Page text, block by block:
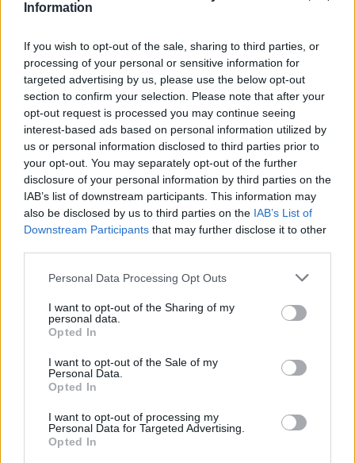
Information
If you wish to opt-out of the sale, sharing to third parties, or
processing of your personal or sensitive information for
targeted advertising by us, please use the below opt-out
section to confirm your selection. Please note that after your
opt-out request is processed you may continue seeing
interest-based ads based on personal information utilized by
us or personal information disclosed to third parties prior to
your opt-out. You may separately opt-out of the further
disclosure of your personal information by third parties on the
IAB’s list of downstream participants. This information may
also be disclosed by us to third parties on the IAB’s List of
Downstream Participants that may further disclose it to other
Please note that this website/app uses one or more Google
not limited to your visit or usage behaviour. You may click to
grant or deny consent to Google and its third-party tags to
use your data for below specified purposes in below Google
consent section.
Personal Data Processing Opt Outs
I want to opt-out of the Sharing of my
personal data.
Opted In
I want to opt-out of the Sale of my
Personal Data.
Opted In
I want to opt-out of processing my
Personal Data for Targeted Advertising.
Opted In
ομάδα. Αν τα πράγματα δεν πάνε καλά για εμάς, θα
αρχίσουμε να… βήχουμε! Ίσως φοβηθούν και σταματήσουν
να παίζουν”, είπε αστειευόμενος ο Μεσίνα!
Στα… σοβαρά της υπόθεσης, ο πολύπειρος τεχνικός τόνισε
πως καλώς θα διεξαχθεί κανονικά η αναμέτρηση του
Κάουνας:”Νομίζω υπάρχει μία υπερβολή στην Ιταλία και στη
Λιθουανία για την κατάσταση, η οποία ναι μεν είναι σοβαρή,
αλλά είναι υπό έλεγχο πιστεύω. Νομίζω πως το φυσιολογικό
ήταν να γίνει το ματς”.
Zalgiris: “There will be a very tough game
going well, we will start coughing. Maybe they
will get scared and stop playing.”